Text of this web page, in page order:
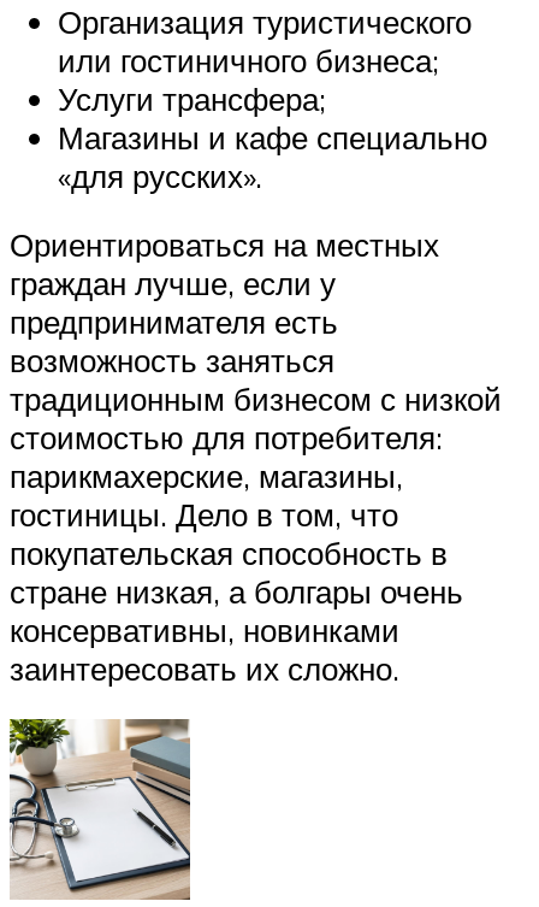
Организация туристического
или гостиничного бизнеса;
Услуги трансфера;
Магазины и кафе специально
«для русских».
Ориентироваться на местных
граждан лучше, если у
предпринимателя есть
возможность заняться
традиционным бизнесом с низкой
стоимостью для потребителя:
парикмахерские, магазины,
гостиницы. Дело в том, что
покупательская способность в
стране низкая, а болгары очень
консервативны, новинками
заинтересовать их сложно.